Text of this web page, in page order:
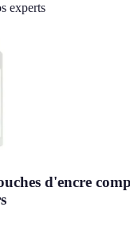
experts
d'encre